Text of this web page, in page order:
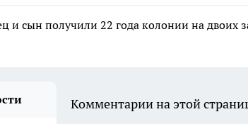
и сын получили 22 года колонии на двоих
Комментарии на этой